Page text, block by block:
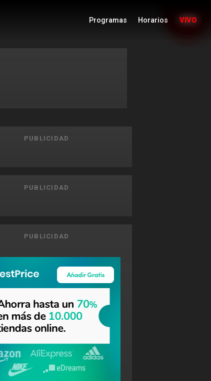
Programas Horarios VIVO
PUBLICIDAD
PUBLICIDAD
PUBLICIDAD